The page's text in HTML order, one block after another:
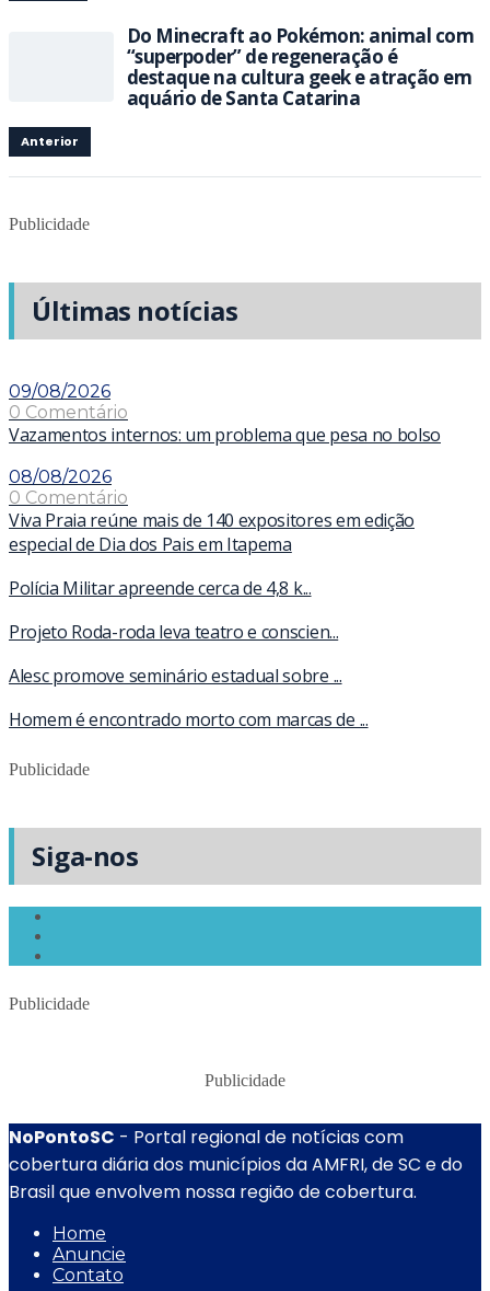
Do Minecraft ao Pokémon: animal com
“superpoder” de regeneração é
destaque na cultura geek e atração em
aquário de Santa Catarina
Anterior
Publicidade
Últimas notícias
09/08/2026
0 Comentário
Vazamentos internos: um problema que pesa no bolso
08/08/2026
0 Comentário
Viva Praia reúne mais de 140 expositores em edição
especial de Dia dos Pais em Itapema
Polícia Militar apreende cerca de 4,8 k...
Projeto Roda-roda leva teatro e conscien...
Alesc promove seminário estadual sobre ...
Homem é encontrado morto com marcas de ...
Publicidade
Siga-nos
Publicidade
Publicidade
NoPontoSC - Portal regional de notícias com
cobertura diária dos municípios da AMFRI, de SC e do
Brasil que envolvem nossa região de cobertura.
Home
Anuncie
Contato